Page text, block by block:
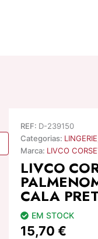
REF: D-239150
Categorias: LINGERIE
Marca: LIVCO
LIVCO
CALA
EM STOCK
15,70 €